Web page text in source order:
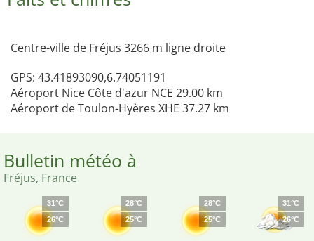
Centre-ville de Fréjus 3266 m ligne droite
GPS: 43.41893090,6.74051191
Aéroport Nice Côte d'azur NCE 29.00 km
Aéroport de Toulon-Hyères XHE 37.27 km
Bulletin météo à
Fréjus, France
31°C
26°C
28°C
25°C
28°C
25°C
31°C
26°C